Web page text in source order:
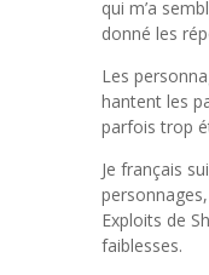
qui m’a
donné les
Les
hantent les
parfois trop
Je français
Exploits de
faiblesses.